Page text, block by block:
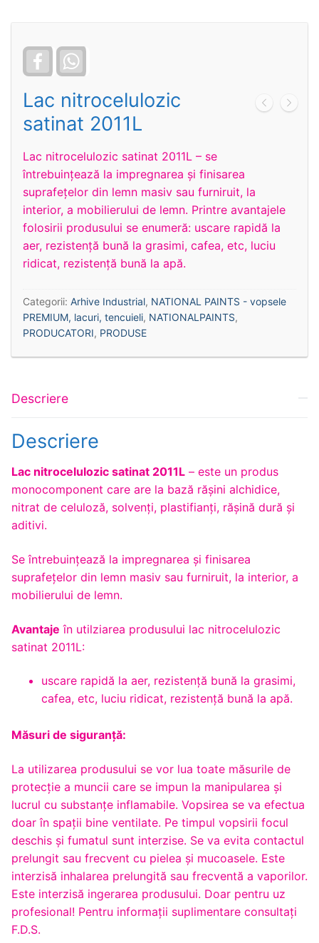
Facebook
Lac nitrocelulozic
satinat 2011L
Lac nitrocelulozic satinat 2011L – se
întrebuinţează la impregnarea și finisarea
suprafețelor din lemn masiv sau furniruit, la
interior, a mobilierului de lemn. Printre avantajele
folosirii produsului se enumeră: uscare rapidă la
aer, rezistență bună la grasimi, cafea, etc, luciu
ridicat, rezistenţă bună la apă.
Categorii: Arhive Industrial, NATIONAL PAINTS - vopsele
PREMIUM, lacuri, tencuieli, NATIONALPAINTS,
PRODUCATORI, PRODUSE
Descriere
Descriere
Lac nitrocelulozic satinat 2011L – este un produs
monocomponent care are la bază răşini alchidice,
nitrat de celuloză, solvenţi, plastifianţi, răşină dură şi
aditivi.
Se întrebuinţează la impregnarea și finisarea
suprafețelor din lemn masiv sau furniruit, la interior, a
mobilierului de lemn.
Avantaje în utilziarea produsului lac nitrocelulozic
satinat 2011L:
uscare rapidă la aer, rezistență bună la grasimi,
cafea, etc, luciu ridicat, rezistenţă bună la apă.
Măsuri de siguranță:
La utilizarea produsului se vor lua toate măsurile de
protecție a muncii care se impun la manipularea și
lucrul cu substanțe inflamabile. Vopsirea se va efectua
doar în spații bine ventilate. Pe timpul vopsirii focul
deschis și fumatul sunt interzise. Se va evita contactul
prelungit sau frecvent cu pielea şi mucoasele. Este
interzisă inhalarea prelungită sau frecventă a vaporilor.
Este interzisă ingerarea produsului. Doar pentru uz
profesional! Pentru informaţii suplimentare consultaţi
F.D.S.